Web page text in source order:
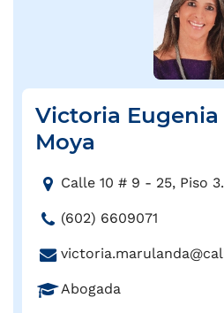
n
i
c
o
Victoria
Moya
D
e
c
c
Calle 10 # 9 - 25, Piso 3.
T
é
f
(602) 6609071
C
r
P
Abogada